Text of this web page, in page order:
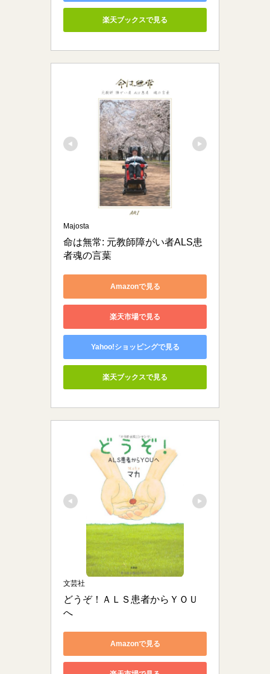
楽天ブックスで見る
Majosta
命は無常: 元教師障がい者ALS患
者魂の言葉
Amazonで見る
楽天市場で見る
Yahoo!ショッピングで見る
楽天ブックスで見る
文芸社
どうぞ！ＡＬＳ患者からＹＯＵ
へ
Amazonで見る